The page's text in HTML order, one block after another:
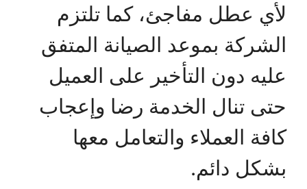
لأي عطل مفاجئ، كما تلتزم
الشركة بموعد الصيانة المتفق
عليه دون التأخير على العميل
حتى تنال الخدمة رضا وإعجاب
كافة العملاء والتعامل معها
بشكل دائم.